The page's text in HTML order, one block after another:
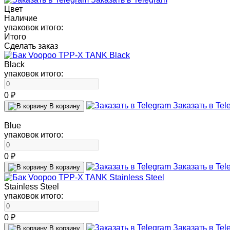
Цвет
Наличие
упаковок итого:
Итого
Сделать заказ
Black
упаковок итого:
0 ₽
В корзину Заказать в
Blue
упаковок итого:
0 ₽
В корзину Заказать в
Stainless Steel
упаковок итого:
0 ₽
В корзину Заказать в